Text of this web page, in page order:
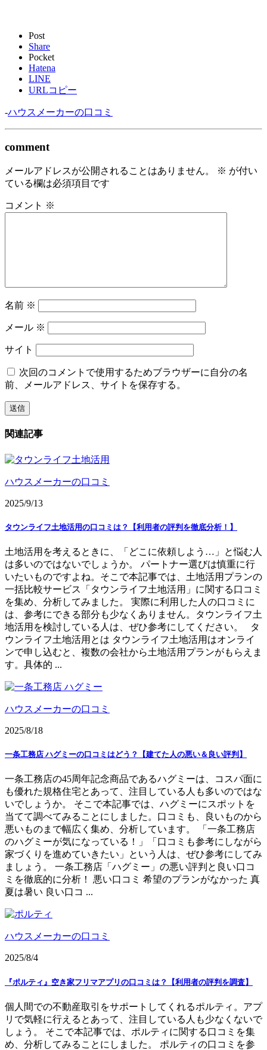
Post
Share
Pocket
Hatena
LINE
URLコピー
-ハウスメーカーの口コミ
comment
メールアドレスが公開されることはありません。 ※ が付い
ている欄は必須項目です
コメント ※
名前 ※
メール ※
サイト
次回のコメントで使用するためブラウザーに自分の名
前、メールアドレス、サイトを保存する。
関連記事
ハウスメーカーの口コミ
2025/9/13
タウンライフ土地活用の口コミは？【利用者の評判を徹底分析！】
土地活用を考えるときに、「どこに依頼しよう…」と悩む人
は多いのではないでしょうか。 パートナー選びは慎重に行
いたいものですよね。そこで本記事では、土地活用プランの
一括比較サービス「タウンライフ土地活用」に関する口コミ
を集め、分析してみました。 実際に利用した人の口コミに
は、参考にできる部分も少なくありません。タウンライフ土
地活用を検討している人は、ぜひ参考にしてください。 タ
ウンライフ土地活用とは タウンライフ土地活用はオンライ
ンで申し込むと、複数の会社から土地活用プランがもらえま
す。具体的 ...
ハウスメーカーの口コミ
2025/8/18
一条工務店 ハグミーの口コミはどう？【建てた人の悪い＆良い評判】
一条工務店の45周年記念商品であるハグミーは、コスパ面に
も優れた規格住宅とあって、注目している人も多いのではな
いでしょうか。 そこで本記事では、ハグミーにスポットを
当てて調べてみることにしました。口コミも、良いものから
悪いものまで幅広く集め、分析しています。 「一条工務店
のハグミーが気になっている！」「口コミも参考にしながら
家づくりを進めていきたい」という人は、ぜひ参考にしてみ
ましょう。 一条工務店「ハグミー」の悪い評判と良い口コ
ミを徹底的に分析！ 悪い口コミ 希望のプランがなかった 真
夏は暑い 良い口コ ...
ハウスメーカーの口コミ
2025/8/4
『ポルティ』空き家フリマアプリの口コミは？【利用者の評判を調査】
個人間での不動産取引をサポートしてくれるポルティ。アプ
リで気軽に行えるとあって、注目している人も少なくないで
しょう。 そこで本記事では、ポルティに関する口コミを集
め、分析してみることにしました。 ポルティの口コミを参